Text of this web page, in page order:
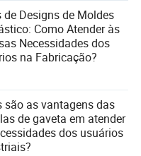
de Designs de Moldes
Como Atender às
Necessidades dos
na Fabricação?
são as vantagens das
de gaveta em atender
dos usuários